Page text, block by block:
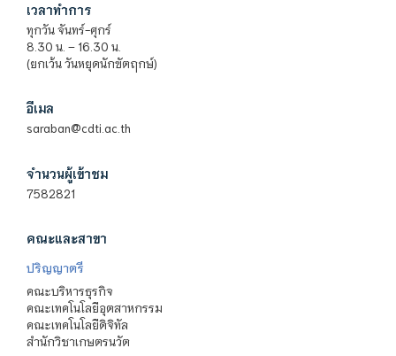
เวลาทำการ
ทุกวัน จันทร์-ศุกร์
8.30 น. – 16.30 น.
(ยกเว้น วันหยุดนักขัตฤกษ์)
อีเมล
saraban@cdti.ac.th
จำนวนผู้เข้าชม
7582821
คณะและสาขา
ปริญญาตรี
คณะบริหารธุรกิจ
คณะเทคโนโลยีอุตสาหกรรม
คณะเทคโนโลยีดิจิทัล
สำนักวิชาเกษตรนวัต